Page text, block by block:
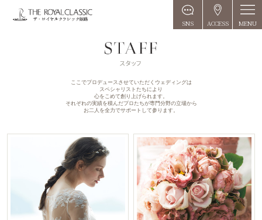
SNS ACCESS MENU
ここでプロデュースさせていただくウェディングは
スペシャリストたちにより
心をこめて創り上げられます。
それぞれの実績を積んだプロたちが専門分野の立場から
お二人を全力でサポートして参ります。